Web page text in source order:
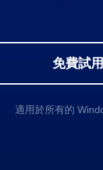
免費試用
適用於所有的